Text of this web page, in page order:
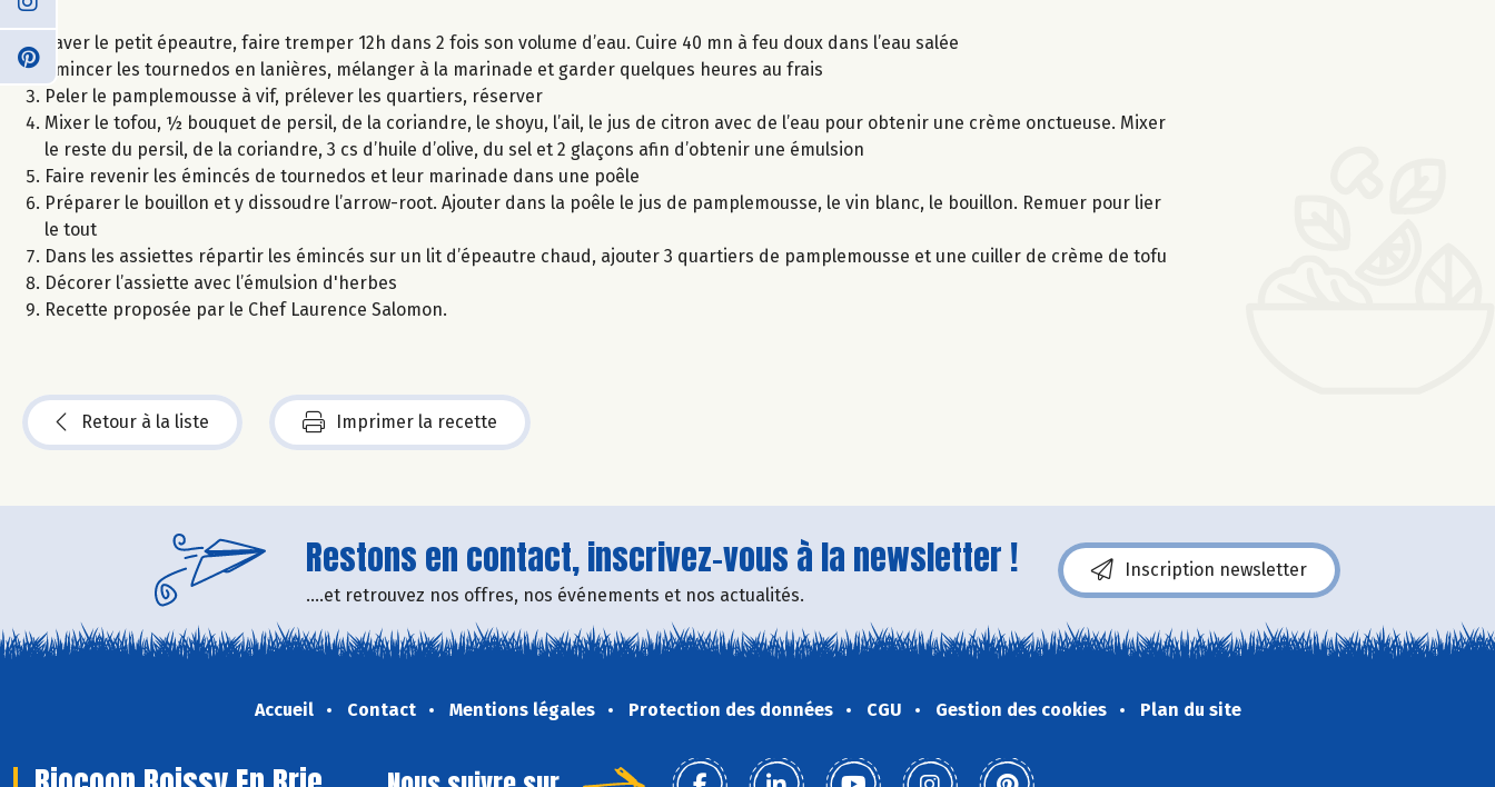
Laver le petit épeautre, faire tremper 12h dans 2 fois son volume d’eau. Cuire 40 mn à feu doux dans l’eau salée
Emincer les tournedos en lanières, mélanger à la marinade et garder quelques heures au frais
Peler le pamplemousse à vif, prélever les quartiers, réserver
Mixer le tofou, ½ bouquet de persil, de la coriandre, le shoyu, l’ail, le jus de citron avec de l’eau pour obtenir une crème onctueuse. Mixer
le reste du persil, de la coriandre, 3 cs d’huile d’olive, du sel et 2 glaçons afin d’obtenir une émulsion
Faire revenir les émincés de tournedos et leur marinade dans une poêle
Préparer le bouillon et y dissoudre l’arrow-root. Ajouter dans la poêle le jus de pamplemousse, le vin blanc, le bouillon. Remuer pour lier
le tout
Dans les assiettes répartir les émincés sur un lit d’épeautre chaud, ajouter 3 quartiers de pamplemousse et une cuiller de crème de tofu
Décorer l’assiette avec l’émulsion d'herbes
Recette proposée par le Chef Laurence Salomon.
Retour à la liste Imprimer la recette
Restons en contact, inscrivez-vous à la newsletter !
....et retrouvez nos offres, nos événements et nos actualités.
Inscription newsletter
Accueil Contact Mentions légales Protection des données CGU Gestion des cookies Plan du site